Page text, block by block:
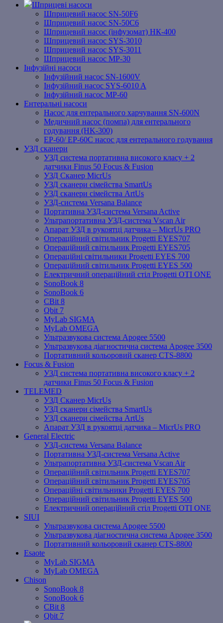
Шприцеві насоси
Шприцевий насос SN-50F6
Шприцевий насос SN-50C6
Шприцевий насос (інфузомат) НК-400
Шприцевий насос SYS-3010
Шприцевий насос SYS-3011
Шприцевий насос MP-30
Інфузійні насоси
Інфузійний насос SN-1600V
Інфузійний насос SYS-6010 A
Інфузійний насос MP-60
Ентеральні насоси
Насос для ентерального харчування SN-600N
Медичний насос (помпа) для ентерального
годування (HK-300)
EP-60/ EP-60C насос для ентерального годування
УЗД сканери
УЗД система портативна високого класу + 2
датчики Finus 50 Focus & Fusion
УЗД Сканер MicrUs
УЗД сканери сімейства SmartUs
УЗД сканери сімейства ArtUs
УЗД-система Versana Balance
Портативна УЗД-система Versana Active
Ультрапортативна УЗД-система Vscan Air
Апарат УЗД в рукоятці датчика – MicrUs PRO
Операційний світильник Progetti EYES707
Операційний світильник Progetti EYES705
Операційні світильники Progetti EYES 700
Операційний світильник Progetti EYES 500
Електричний операційний стіл Progetti OTI ONE
SonoBook 8
SonoBook 6
СBit 8
Qbit 7
MyLab SIGMA
MyLab OMEGA
Ультразвукова система Apogee 5500
Ультразвукова діагностична система Apogee 3500
Портативний кольоровий сканер CTS-8800
Focus & Fusion
УЗД система портативна високого класу + 2
датчики Finus 50 Focus & Fusion
TELEMED
УЗД Сканер MicrUs
УЗД сканери сімейства SmartUs
УЗД сканери сімейства ArtUs
Апарат УЗД в рукоятці датчика – MicrUs PRO
General Electric
УЗД-система Versana Balance
Портативна УЗД-система Versana Active
Ультрапортативна УЗД-система Vscan Air
Операційний світильник Progetti EYES707
Операційний світильник Progetti EYES705
Операційні світильники Progetti EYES 700
Операційний світильник Progetti EYES 500
Електричний операційний стіл Progetti OTI ONE
SIUI
Ультразвукова система Apogee 5500
Ультразвукова діагностична система Apogee 3500
Портативний кольоровий сканер CTS-8800
Esaote
MyLab SIGMA
MyLab OMEGA
Chison
SonoBook 8
SonoBook 6
СBit 8
Qbit 7